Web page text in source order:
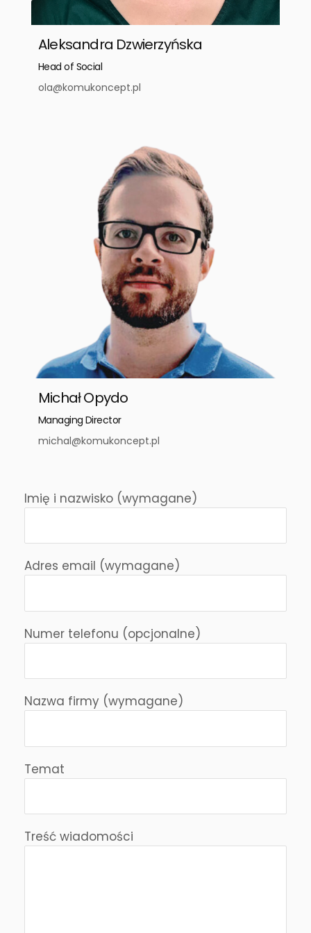
Aleksandra Dzwierzyńska
Head of Social
ola@komukoncept.pl
Michał Opydo
Managing Director
michal@komukoncept.pl
Imię i nazwisko (wymagane)
Adres email (wymagane)
Numer telefonu (opcjonalne)
Nazwa firmy (wymagane)
Temat
Treść wiadomości